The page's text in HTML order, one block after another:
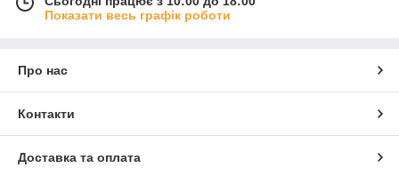
Показати весь графік роботи
Про нас
Контакти
Доставка та оплата